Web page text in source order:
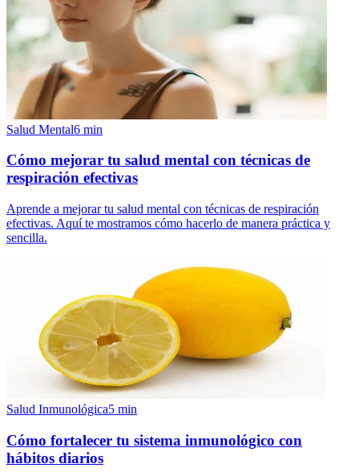
Salud Mental6 min
Cómo mejorar tu salud mental con técnicas de
respiración efectivas
Aprende a mejorar tu salud mental con técnicas de respiración
efectivas. Aquí te mostramos cómo hacerlo de manera práctica y
sencilla.
Salud Inmunológica5 min
Cómo fortalecer tu sistema inmunológico con
hábitos diarios